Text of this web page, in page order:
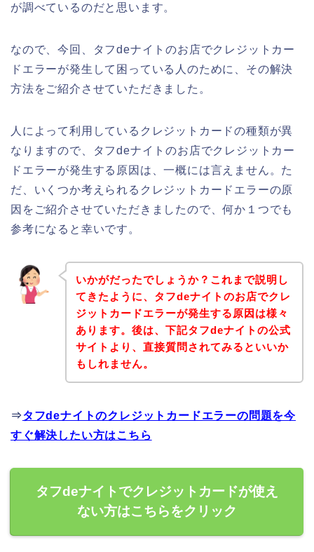
が調べているのだと思います。
なので、今回、タフdeナイトのお店でクレジットカー
ドエラーが発生して困っている人のために、その解決
方法をご紹介させていただきました。
人によって利用しているクレジットカードの種類が異
なりますので、タフdeナイトのお店でクレジットカー
ドエラーが発生する原因は、一概には言えません。た
だ、いくつか考えられるクレジットカードエラーの原
因をご紹介させていただきましたので、何か１つでも
参考になると幸いです。
いかがだったでしょうか？これまで説明し
てきたように、タフdeナイトのお店でクレ
ジットカードエラーが発生する原因は様々
あります。後は、下記タフdeナイトの公式
サイトより、直接質問されてみるといいか
もしれません。
⇒タフdeナイトのクレジットカードエラーの問題を今
すぐ解決したい方はこちら
タフdeナイトでクレジットカードが使え
ない方はこちらをクリック